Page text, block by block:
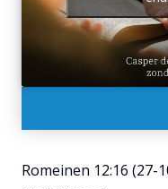
Romeinen 12:16 (27-